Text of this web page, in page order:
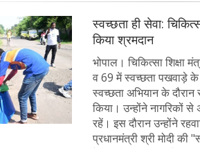
स्वच्छता ही सेवा:
किया श्रमदान
भोपाल। चिकित्सा शिक्षा
व 69 में स्वच्छता पखवाड़े के
स्वच्छता अभियान के
किया। उन्होंने नागरिकों
रहें। इस दौरान उन्होंने
प्रधानमंत्री श्री मोदी